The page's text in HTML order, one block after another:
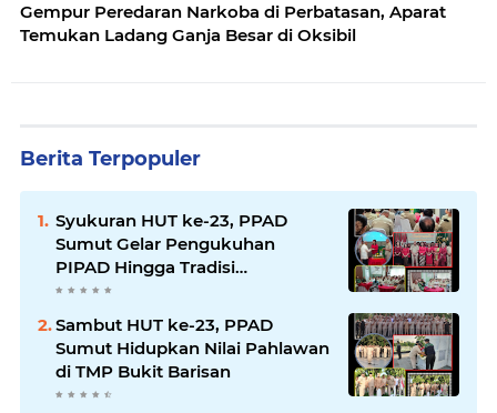
Gempur Peredaran Narkoba di Perbatasan, Aparat
Temukan Ladang Ganja Besar di Oksibil
Berita Terpopuler
Syukuran HUT ke-23, PPAD
Sumut Gelar Pengukuhan
PIPAD Hingga Tradisi
Kekeluargaan
Sambut HUT ke-23, PPAD
Sumut Hidupkan Nilai Pahlawan
di TMP Bukit Barisan